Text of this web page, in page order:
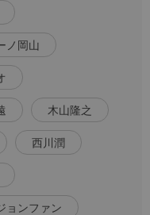
ノ岡山
木山隆之
西川潤
ョンファン